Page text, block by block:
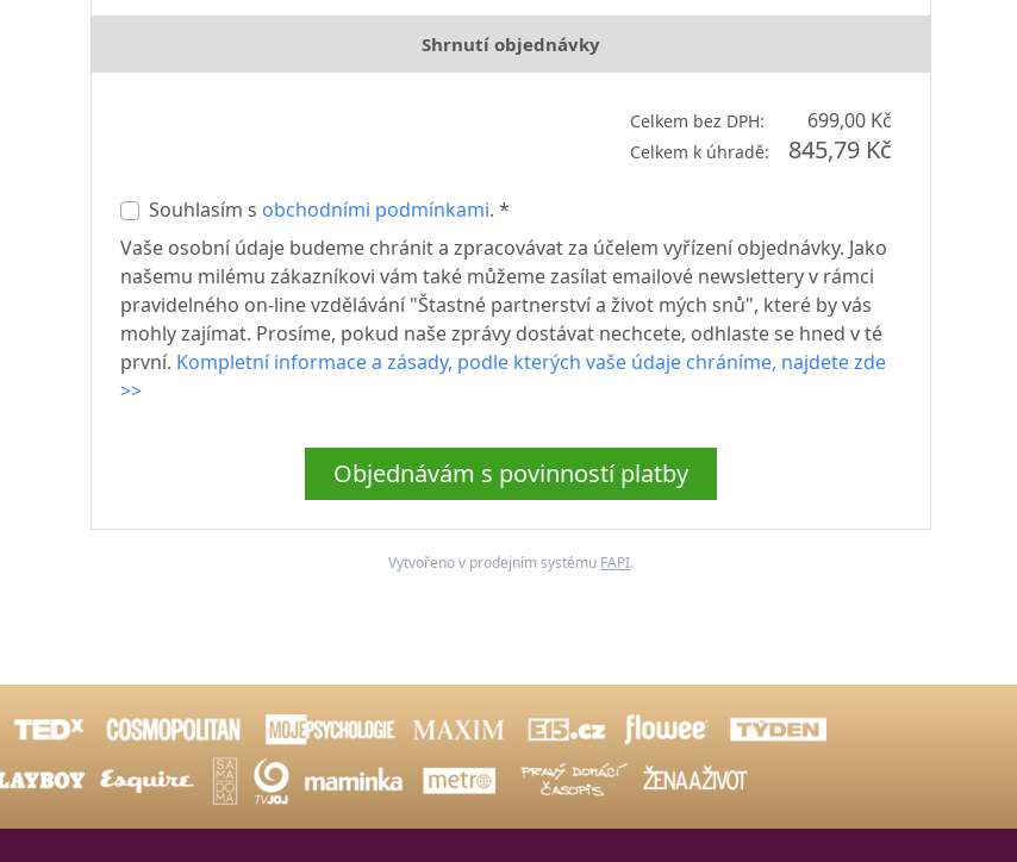
Shrnutí objednávky
Celkem bez DPH: 699,00 Kč
Celkem k úhradě: 845,79 Kč
Souhlasím s obchodními podmínkami. *
Vaše osobní údaje budeme chránit a zpracovávat za účelem vyřízení objednávky. Jako
našemu milému zákazníkovi vám také můžeme zasílat emailové newslettery v rámci
pravidelného on-line vzdělávání "Štastné partnerství a život mých snů", které by vás
mohly zajímat. Prosíme, pokud naše zprávy dostávat nechcete, odhlaste se hned v té
první. Kompletní informace a zásady, podle kterých vaše údaje chráníme, najdete zde
>>
Objednávám s povinností platby
Vytvořeno v prodejním systému FAPI.